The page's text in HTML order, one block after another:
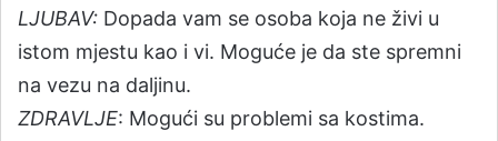
LJUBAV: Dopada vam se osoba koja ne živi u
istom mjestu kao i vi. Moguće je da ste spremni
na vezu na daljinu.
ZDRAVLJE: Mogući su problemi sa kostima.